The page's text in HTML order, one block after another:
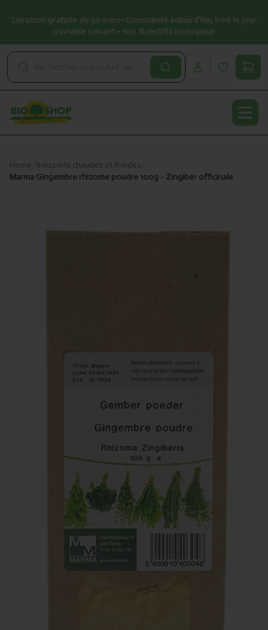
Livraison gratuite de 50 euro• Commandé aujourd’hui, livré le jour
ouvrable suivant • 100 % certifié biologique
Home Boissons chaudes et froides
Marma Gingembre rhizome poudre 100g - Zingiber officinale